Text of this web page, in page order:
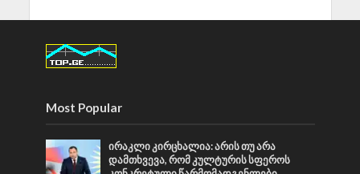
Most Popular
ირაკლი კირცხალია: არის თუ არა
დამთხვევა, რომ კულტურის სფეროს